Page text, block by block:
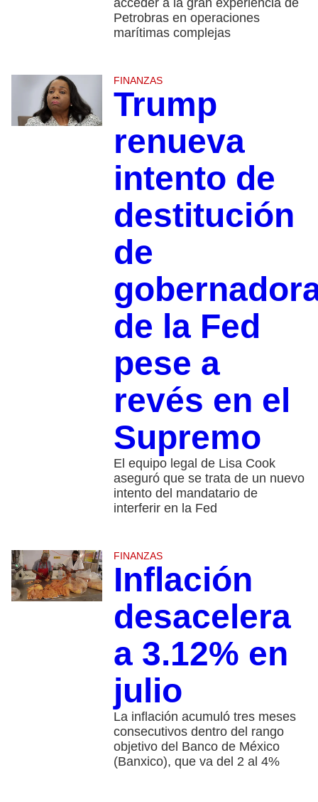
Petrobras en operaciones
marítimas complejas
FINANZAS
Trump
renueva
intento de
destitución
de
de la Fed
pese a
revés en el
Supremo
El equipo legal de Lisa Cook
aseguró que se trata de un nuevo
intento del mandatario de
interferir en la Fed
FINANZAS
Inflación
desacelera
a 3.12% en
julio
La inflación acumuló tres meses
consecutivos dentro del rango
objetivo del Banco de México
(Banxico), que va del 2 al 4%